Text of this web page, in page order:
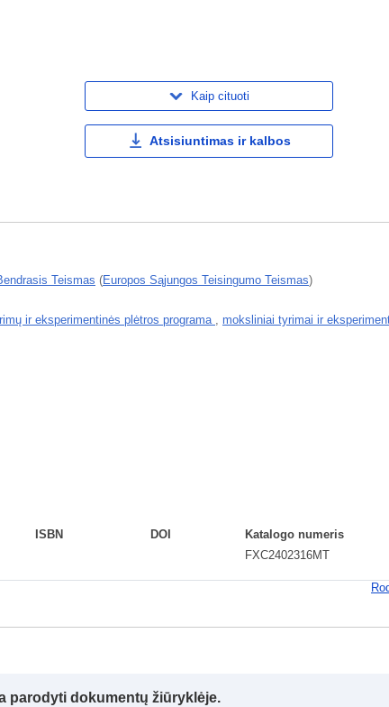
Kaip cituoti
Atsisiuntimas ir kalbos
Teismas (Europos Sąjungos Teisingumo Teismas)
ir eksperimentinės plėtros programa , moksliniai tyrimai ir
ISBN DOI
Katalogo numeris
FXC2402316MT
parodyti dokumentų žiūryklėje.